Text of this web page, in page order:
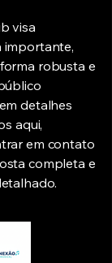
visa
importante,
robusta e
detalhes
aqui,
em contato
completa e